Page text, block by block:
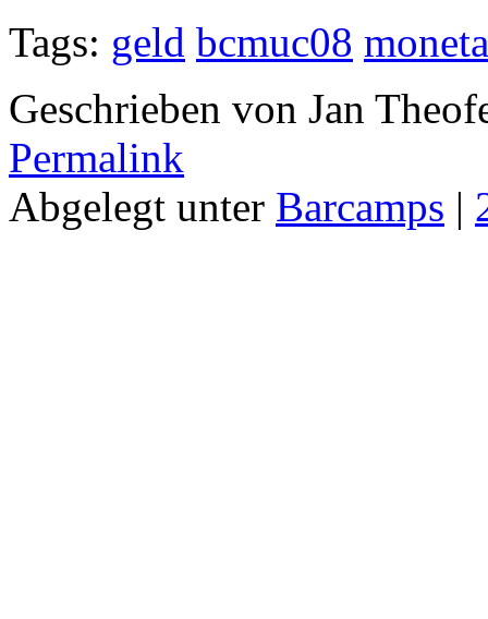
Tags: geld bcmuc08
Geschrieben von Jan
Permalink
Abgelegt unter Barcamps |